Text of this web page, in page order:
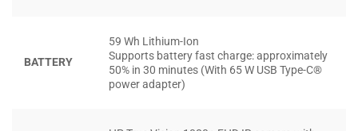
BATTERY
59 Wh Lithium-Ion
Supports battery fast charge: approximately
50% in 30 minutes (With 65 W USB Type-C®
power adapter)